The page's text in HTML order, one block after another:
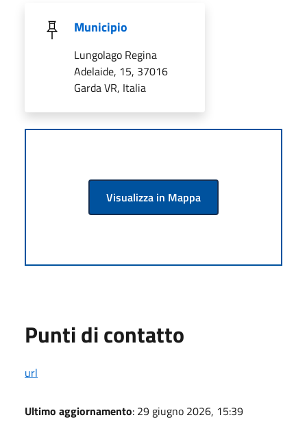
Municipio
Lungolago Regina
Adelaide, 15, 37016
Garda VR, Italia
Visualizza in Mappa
Punti di contatto
url
Ultimo aggiornamento: 29 giugno 2026, 15:39